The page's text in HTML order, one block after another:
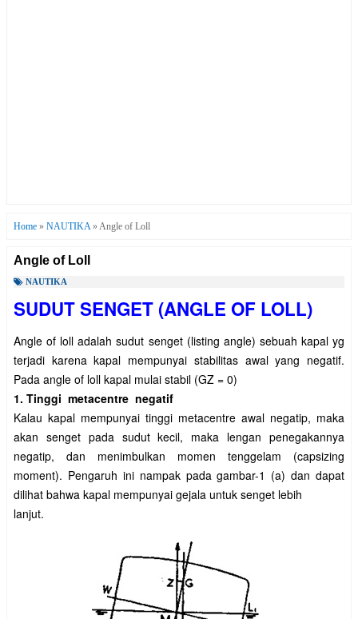
Home » NAUTIKA»Angle of Loll
Angle of Loll
NAUTIKA
SUDUT SENGET (ANGLE OF LOLL)
Angle of loll adalah sudut senget (listing angle) sebuah kapal yg
terjadi karena kapal mempunyai stabilitas awal yang negatif.
Pada angle of loll kapal mulai stabil (GZ = 0)
1. Tinggi metacentre negatif
Kalau kapal mempunyai tinggi metacentre awal negatip, maka
akan senget pada sudut kecil, maka lengan penegakannya
negatip, dan menimbulkan momen tenggelam (capsizing
moment). Pengaruh ini nampak pada gambar-1 (a) dan dapat
dilihat bahwa kapal mempunyai gejala untuk senget lebih
lanjut.